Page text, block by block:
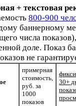
+ текстовая
800-900
баннерному
числа
доле. Показ
не
примерная
стоимость,
руб. за
1000
показов
30+